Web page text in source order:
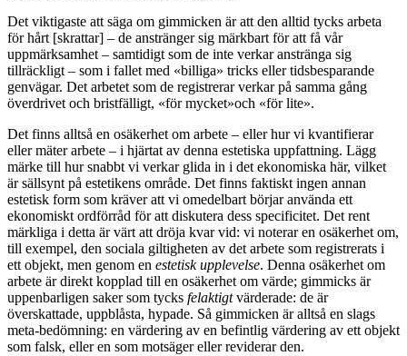
Det viktigaste att säga om gimmicken är att den alltid tycks arbeta
för hårt [skrattar] – de anstränger sig märkbart för att få vår
uppmärksamhet – samtidigt som de inte verkar anstränga sig
tillräckligt – som i fallet med «billiga» tricks eller tidsbesparande
genvägar. Det arbetet som de registrerar verkar på samma gång
överdrivet och bristfälligt, «för mycket»och «för lite».
Det finns alltså en osäkerhet om arbete – eller hur vi kvantifierar
eller mäter arbete – i hjärtat av denna estetiska uppfattning. Lägg
märke till hur snabbt vi verkar glida in i det ekonomiska här, vilket
är sällsynt på estetikens område. Det finns faktiskt ingen annan
estetisk form som kräver att vi omedelbart börjar använda ett
ekonomiskt ordförråd för att diskutera dess specificitet. Det rent
märkliga i detta är värt att dröja kvar vid: vi noterar en osäkerhet om,
till exempel, den sociala giltigheten av det arbete som registrerats i
ett objekt, men genom en estetisk upplevelse. Denna osäkerhet om
arbete är direkt kopplad till en osäkerhet om värde; gimmicks är
uppenbarligen saker som tycks felaktigtvärderade: de är
överskattade, uppblåsta, hypade. Så gimmicken är alltså en slags
meta-bedömning: en värdering av en befintlig värdering av ett objekt
som falsk, eller en som motsäger eller reviderar den.